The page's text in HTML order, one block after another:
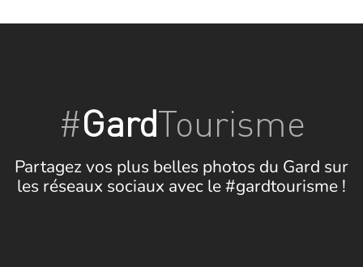
#GardTourisme
Partagez vos plus belles photos du Gard sur
les réseaux sociaux avec le #gardtourisme !